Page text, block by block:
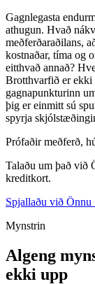
Gagnlegasta
athugun. Hvað
meðferðaraðilans,
kostnaðar, tíma og
eitthvað annað?
Brotthvarfið er ekki
gagnapunkturinn
þig er einmitt sú
spyrja
Prófaðir meðferð,
Talaðu um það við
kreditkort.
Spjallaðu við
Mynstrin
Algeng
ekki upp